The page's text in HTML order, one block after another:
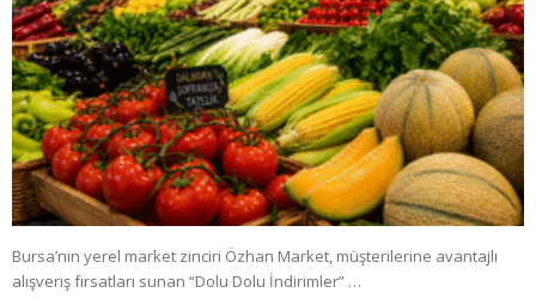
Bursa’nın yerel market zinciri Özhan Market, müşterilerine avantajlı
alışveriş fırsatları sunan “Dolu Dolu İndirimler” …